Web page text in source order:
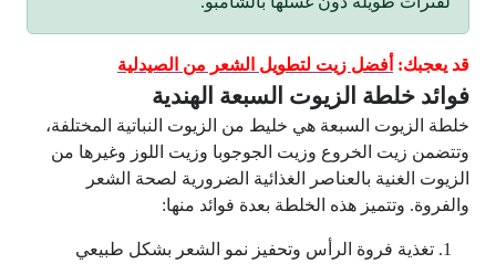
قد يعجبك: أفضل زيت لتطويل الشعر من الصيدلية
فوائد خلطة الزيوت السبعة الهندية
خلطة الزيوت السبعة هي خليط من الزيوت النباتية المختلفة،
وتتضمن زيت الخروع وزيت الجوجوبا وزيت اللوز وغيرها من
الزيوت الغنية بالعناصر الغذائية الضرورية لصحة الشعر
والفروة. وتتميز هذه الخلطة بعدة فوائد منها:
تغذية فروة الرأس وتحفيز نمو الشعر بشكل طبيعي